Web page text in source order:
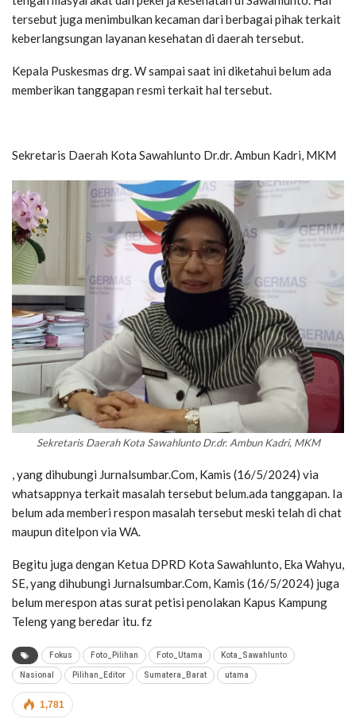
tersebut juga menimbulkan kecaman dari berbagai pihak terkait
keberlangsungan layanan kesehatan di daerah tersebut.
Kepala Puskesmas drg. W sampai saat ini diketahui belum ada
memberikan tanggapan resmi terkait hal tersebut.
Sekretaris Daerah Kota Sawahlunto Dr.dr. Ambun Kadri, MKM
Sekretaris Daerah Kota Sawahlunto Dr.dr. Ambun Kadri, MKM
, yang dihubungi Jurnalsumbar.Com, Kamis (16/5/2024) via
whatsappnya terkait masalah tersebut belum.ada tanggapan. Ia
belum ada memberi respon masalah tersebut meski telah di chat
maupun ditelpon via WA.
Begitu juga dengan Ketua DPRD Kota Sawahlunto, Eka Wahyu,
SE, yang dihubungi Jurnalsumbar.Com, Kamis (16/5/2024) juga
belum merespon atas surat petisi penolakan Kapus Kampung
Teleng yang beredar itu. fz
Fokus Foto_Pilihan Foto_Utama Kota_Sawahlunto
Nasional Pilihan_Editor Sumatera_Barat utama
1,781